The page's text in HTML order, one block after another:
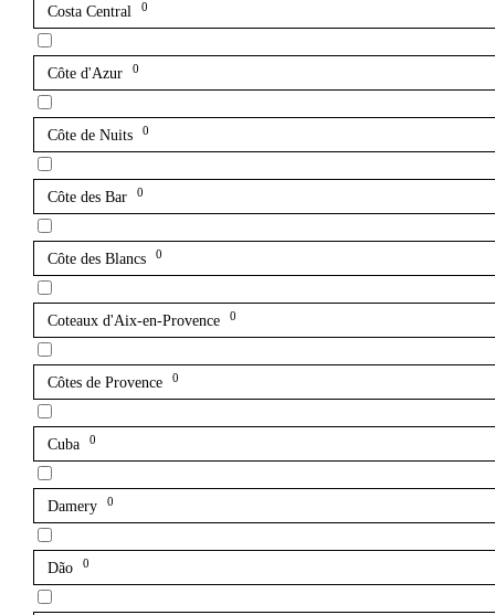
Costa Central 0
Côte d'Azur 0
Côte de Nuits 0
Côte des Bar 0
Côte des Blancs 0
Coteaux d'Aix-en-Provence 0
Côtes de Provence 0
Cuba 0
Damery 0
Dão 0